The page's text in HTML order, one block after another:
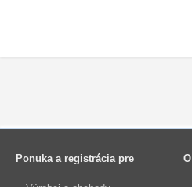
Ponuka a registrácia pre